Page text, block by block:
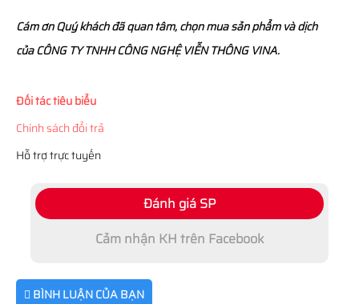
Cám ơn Quý khách đã quan tâm, chọn mua sản phẩm và dịch
của CÔNG TY TNHH CÔNG NGHỆ VIỄN THÔNG VINA.
Đối tác tiêu biểu
Chính sách đổi trả
Hỗ trợ trực tuyến
Đánh giá SP
Cảm nhận KH trên Facebook
BÌNH LUẬN CỦA BẠN